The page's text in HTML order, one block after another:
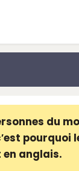
du
pourquoi
en anglais.